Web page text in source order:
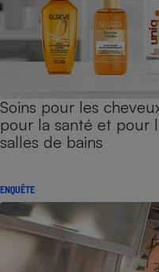
Soins pour les
pour la santé et pour
salles de bains
ENQUÊTE